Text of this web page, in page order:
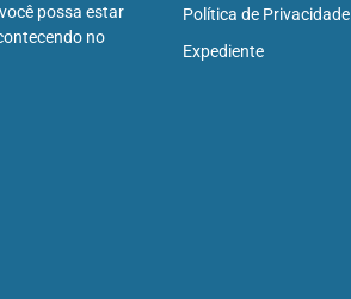
possa estar
no
Política de Privacidade
Expediente